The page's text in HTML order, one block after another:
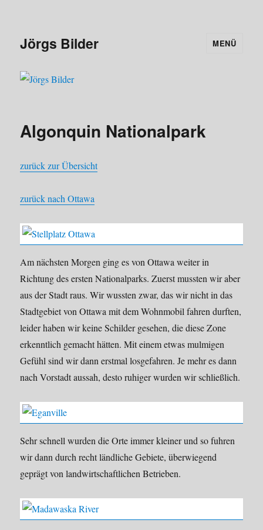
Jörgs Bilder MENÜ
Algonquin Nationalpark
zurück zur Übersicht
zurück nach Ottawa
Am nächsten Morgen ging es von Ottawa weiter in
Richtung des ersten Nationalparks. Zuerst mussten wir aber
aus der Stadt raus. Wir wussten zwar, das wir nicht in das
Stadtgebiet von Ottawa mit dem Wohnmobil fahren durften,
leider haben wir keine Schilder gesehen, die diese Zone
erkenntlich gemacht hätten. Mit einem etwas mulmigen
Gefühl sind wir dann erstmal losgefahren. Je mehr es dann
nach Vorstadt aussah, desto ruhiger wurden wir schließlich.
Sehr schnell wurden die Orte immer kleiner und so fuhren
wir dann durch recht ländliche Gebiete, überwiegend
geprägt von landwirtschaftlichen Betrieben.